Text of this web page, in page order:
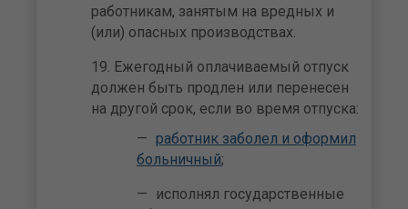
работникам, занятым на вредных и
(или) опасных производствах.
Ежегодный оплачиваемый отпуск
должен быть продлен или перенесен
на другой срок, если во время отпуска:
работник заболел и оформил
больничный;
исполнял государственные